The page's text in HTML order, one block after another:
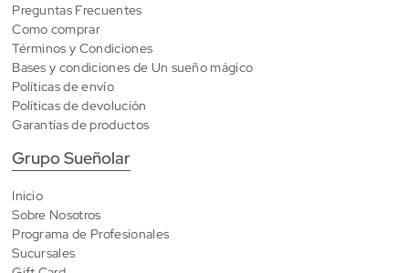
Preguntas Frecuentes
Como comprar
Términos y Condiciones
Bases y condiciones de Un sueño mágico
Políticas de envío
Políticas de devolución
Garantías de productos
Grupo Sueñolar
Inicio
Sobre Nosotros
Programa de Profesionales
Sucursales